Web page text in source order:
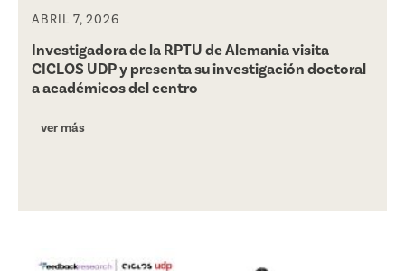
ABRIL 7, 2026
Investigadora de la RPTU de Alemania visita
CICLOS UDP y presenta su investigación doctoral
a académicos del centro
ver más